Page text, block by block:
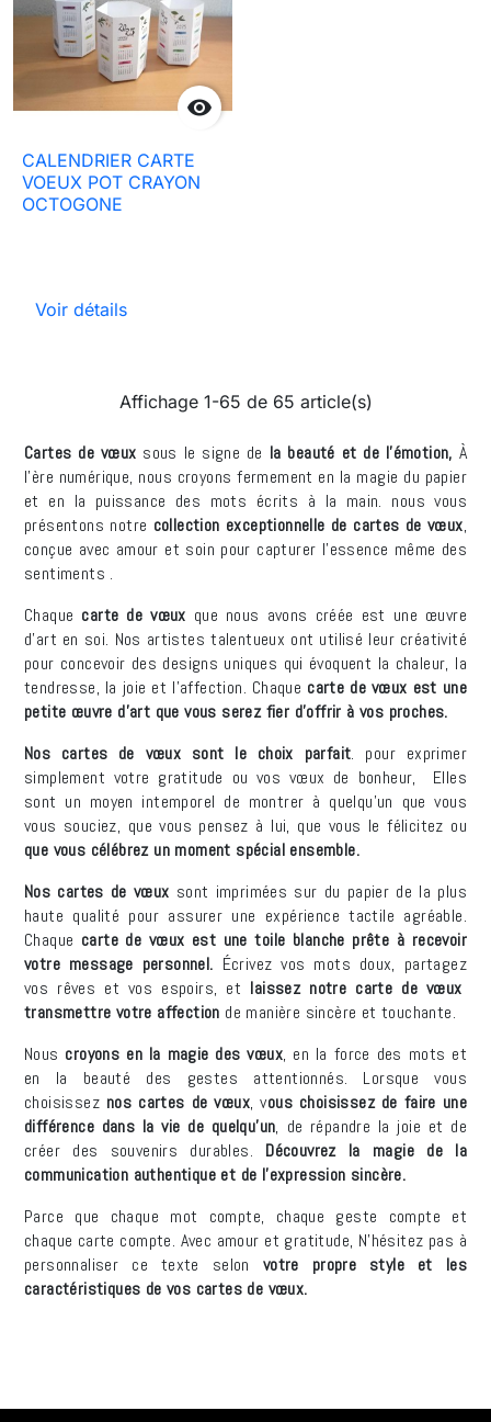

CALENDRIER CARTE
VOEUX POT CRAYON
OCTOGONE
Voir détails
Affichage 1-65 de 65 article(s)
Cartes de vœux sous le signe de la beauté et de l'émotion, À
l'ère numérique, nous croyons fermement en la magie du papier
et en la puissance des mots écrits à la main. nous vous
présentons notre collection exceptionnelle de cartes de vœux,
conçue avec amour et soin pour capturer l'essence même des
sentiments .
Chaque carte de vœux que nous avons créée est une œuvre
d'art en soi. Nos artistes talentueux ont utilisé leur créativité
pour concevoir des designs uniques qui évoquent la chaleur, la
tendresse, la joie et l'affection. Chaque carte de vœux est une
petite œuvre d'art que vous serez fier d'offrir à vos proches.
Nos cartes de vœux sont le choix parfait. pour exprimer
simplement votre gratitude ou vos vœux de bonheur, Elles
sont un moyen intemporel de montrer à quelqu'un que vous
vous souciez, que vous pensez à lui, que vous le félicitez ou
que vous célébrez un moment spécial ensemble.
Nos cartes de vœux sont imprimées sur du papier de la plus
haute qualité pour assurer une expérience tactile agréable.
Chaque carte de vœux est une toile blanche prête à recevoir
votre message personnel. Écrivez vos mots doux, partagez
vos rêves et vos espoirs, et laissez notre carte de vœux
transmettre votre affection de manière sincère et touchante.
Nous croyons en la magie des vœux, en la force des mots et
en la beauté des gestes attentionnés. Lorsque vous
choisissez nos cartes de vœux, vous choisissez de faire une
différence dans la vie de quelqu'un, de répandre la joie et de
créer des souvenirs durables. Découvrez la magie de la
communication authentique et de l'expression sincère.
Parce que chaque mot compte, chaque geste compte et
chaque carte compte. Avec amour et gratitude, N'hésitez pas à
personnaliser ce texte selon votre propre style et les
caractéristiques de vos cartes de vœux.